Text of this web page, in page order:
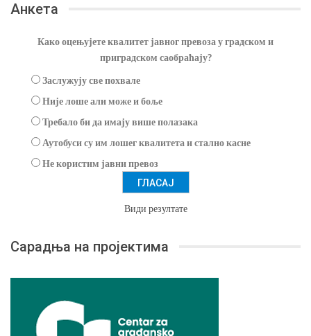
Анкета
Како оцењујете квалитет јавног превоза у градском и
приградском саобраћају?
Заслужују све похвале
Није лоше али може и боље
Требало би да имају више полазака
Аутобуси су им лошег квалитета и стално касне
Не користим јавни превоз
Види резултате
Сарадња на пројектима